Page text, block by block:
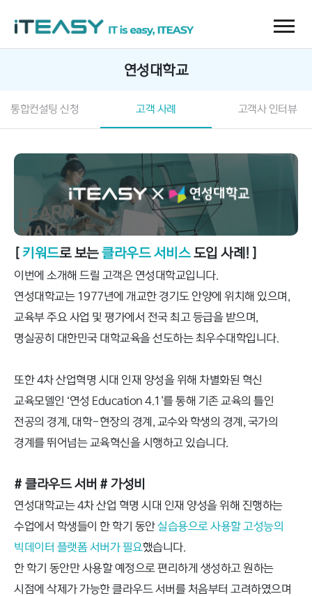
연성대학교
통합컨설팅 신청 고객 사례 고객사 인터뷰
키워드로 보는클라우드 서비스도입 사례! ]
이번에 소개해 드릴 고객은 연성대학교입니다.
연성대학교는 1977년에 개교한 경기도 안양에 위치해 있으며,
교육부 주요 사업 및 평가에서 전국 최고 등급을 받으며,
명실공히 대한민국 대학교육을 선도하는 최우수대학입니다.
또한 4차 산업혁명 시대 인재 양성을 위해 차별화된 혁신
교육모델인 ‘연성 Education 4.1’를 통해 기존 교육의 틀인
전공의 경계, 대학-현장의 경계, 교수와 학생의 경계, 국가의
경계를 뛰어넘는 교육혁신을 시행하고 있습니다.
# 클라우드 서버 # 가성비
연성대학교는 4차 산업 혁명 시대 인재 양성을 위해 진행하는
수업에서 학생들이 한 학기 동안실습용으로 사용할 고성능의
빅데이터 플랫폼 서버가 필요했습니다.
한 학기 동안만 사용할 예정으로 편리하게 생성하고 원하는
시점에 삭제가 가능한 클라우드 서버를 처음부터 고려하였으며